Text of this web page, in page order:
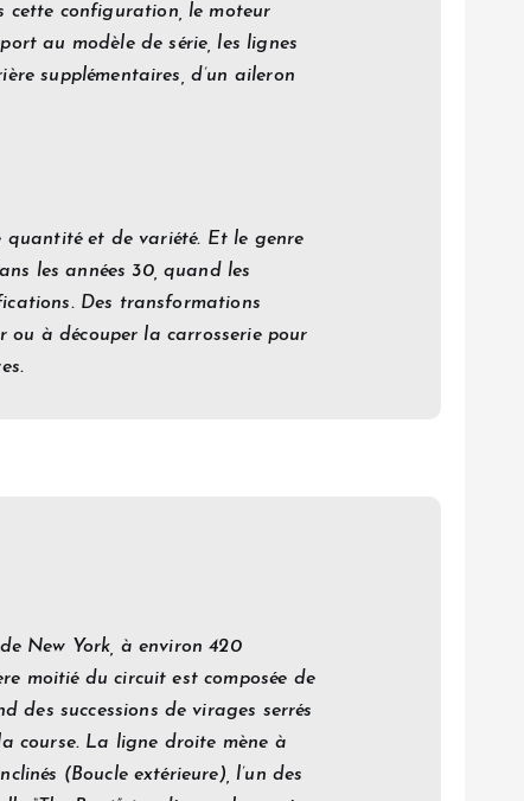
cette configuration, le moteur
au modèle de série, les lignes
supplémentaires, d’un aileron
quantité et de variété. Et le genre
les années 30, quand les
Des transformations
ou à découper la carrosserie pour
New York, à environ 420
moitié du circuit est composée de
des successions de virages serrés
course. La ligne droite mène à
(Boucle extérieure), l’un des